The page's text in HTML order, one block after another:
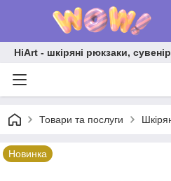
HiArt - шкіряні рюкзаки,
Товари та послуги
Новинка